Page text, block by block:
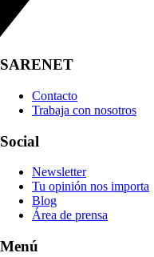
SARENET
Contacto
Trabaja con nosotros
Social
Newsletter
Tu opinión nos importa
Blog
Área de prensa
Menú